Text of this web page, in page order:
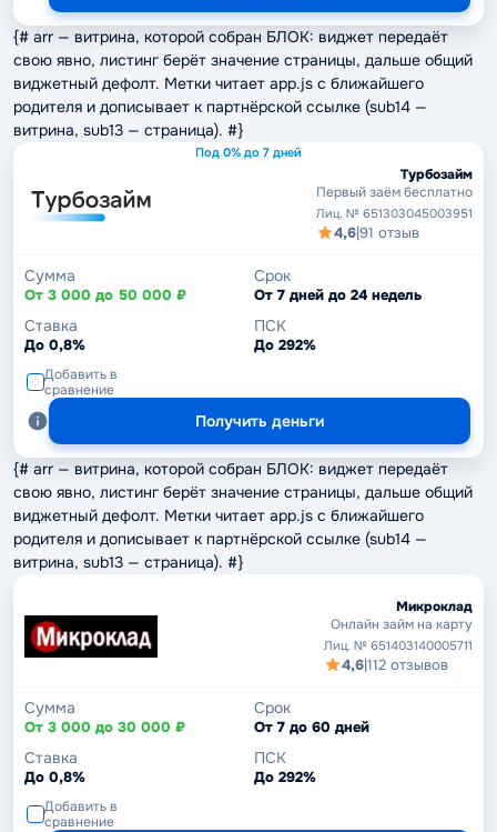
{# arr — витрина, которой собран БЛОК: виджет передаёт
свою явно, листинг берёт значение страницы, дальше общий
виджетный дефолт. Метки читает app.js с ближайшего
родителя и дописывает к партнёрской ссылке (sub14 —
витрина, sub13 — страница). #}
Под 0% до 7 дней
Турбозайм
Первый заём бесплатно
Лиц. № 651303045003951
4,6|91 отзыв
Сумма
От 3 000 до 50 000 ₽
Срок
От 7 дней до 24 недель
Ставка
До 0,8%
ПСК
До 292%
Добавить в
сравнение
Получить деньги
{# arr — витрина, которой собран БЛОК: виджет передаёт
свою явно, листинг берёт значение страницы, дальше общий
виджетный дефолт. Метки читает app.js с ближайшего
родителя и дописывает к партнёрской ссылке (sub14 —
витрина, sub13 — страница). #}
Микроклад
Онлайн займ на карту
Лиц. № 651403140005711
4,6|112 отзывов
Сумма
От 3 000 до 30 000 ₽
Срок
От 7 до 60 дней
Ставка
До 0,8%
ПСК
До 292%
Добавить в
сравнение